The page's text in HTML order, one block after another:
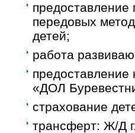
предоставление
передовых
детей;
работа
предоставление
«ДОЛ
страхование
трансферт: Ж/Д